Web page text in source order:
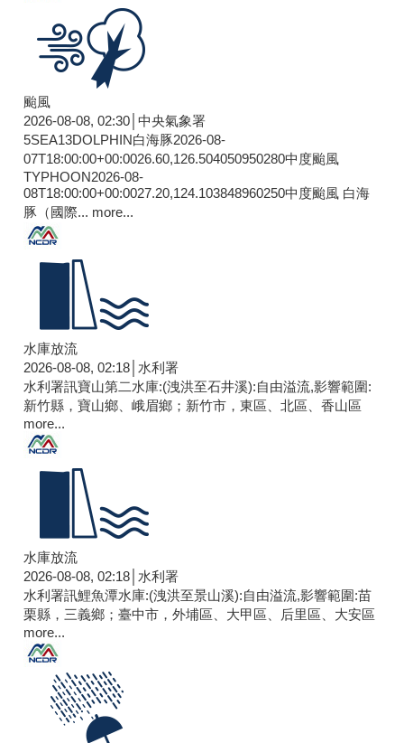
颱風
2026-08-08, 02:30│中央氣象署
5SEA13DOLPHIN白海豚2026-08-
07T18:00:00+00:0026.60,126.504050950280中度颱風
TYPHOON2026-08-
08T18:00:00+00:0027.20,124.103848960250中度颱風 白海
豚（國際... more...
水庫放流
2026-08-08, 02:18│水利署
水利署訊寶山第二水庫:(洩洪至石井溪):自由溢流,影響範圍:
新竹縣，寶山鄉、峨眉鄉；新竹市，東區、北區、香山區
more...
水庫放流
2026-08-08, 02:18│水利署
水利署訊鯉魚潭水庫:(洩洪至景山溪):自由溢流,影響範圍:苗
栗縣，三義鄉；臺中市，外埔區、大甲區、后里區、大安區
more...